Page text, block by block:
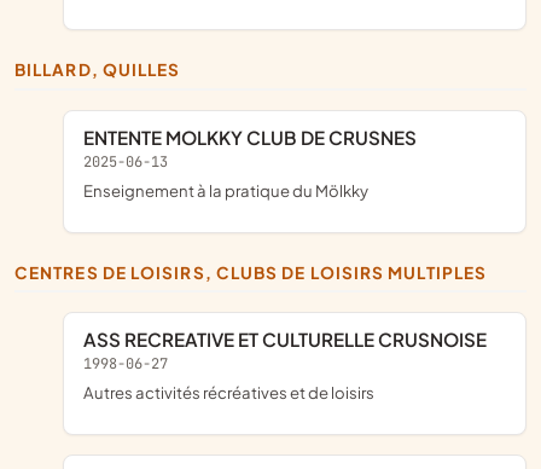
BILLARD, QUILLES
ENTENTE MOLKKY CLUB DE CRUSNES
2025-06-13
enseignement à la pratique du Mölkky
CENTRES DE LOISIRS, CLUBS DE LOISIRS MULTIPLES
ASS RECREATIVE ET CULTURELLE CRUSNOISE
1998-06-27
Autres activités récréatives et de loisirs